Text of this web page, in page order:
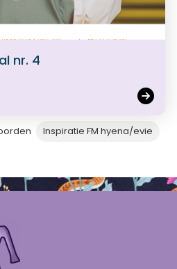
nr. 4
Inspiratie FM hyena/evie